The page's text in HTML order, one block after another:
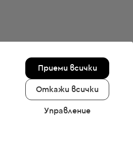
Приеми всички
Откажи всички
Управление